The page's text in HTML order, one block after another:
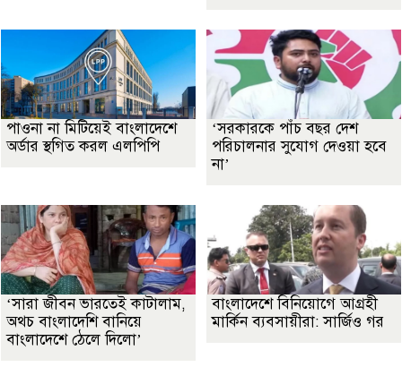
পাওনা না মিটিয়েই বাংলাদেশে
অর্ডার স্থগিত করল এলপিপি
‘সরকারকে পাঁচ বছর দেশ
পরিচালনার সুযোগ দেওয়া হবে
না’
‘সারা জীবন ভারতেই কাটালাম,
অথচ বাংলাদেশি বানিয়ে
বাংলাদেশে ঠেলে দিলো’
বাংলাদেশে বিনিয়োগে আগ্রহী
মার্কিন ব্যবসায়ীরা: সার্জিও গর